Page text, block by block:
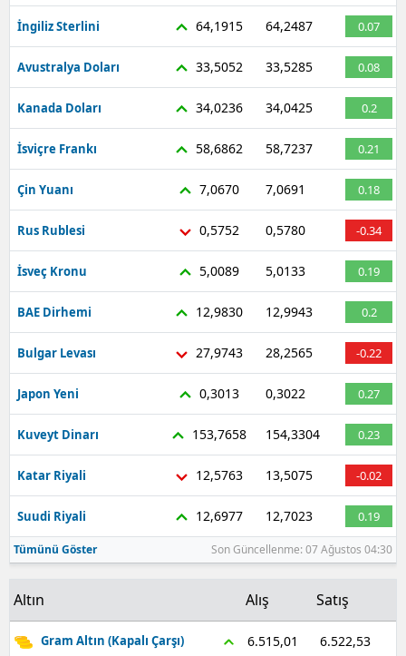
İngiliz Sterlini 64,1915 64,2487 0.07
Avustralya Doları 33,5052 33,5285 0.08
Kanada Doları 34,0236 34,0425 0.2
İsviçre Frankı 58,6862 58,7237 0.21
Çin Yuanı 7,0670 7,0691 0.18
Rus Rublesi 0,5752 0,5780 -0.34
İsveç Kronu 5,0089 5,0133 0.19
BAE Dirhemi 12,9830 12,9943 0.2
Bulgar Levası 27,9743 28,2565 -0.22
Japon Yeni 0,3013 0,3022 0.27
Kuveyt Dinarı 153,7658 154,3304 0.23
Katar Riyali 12,5763 13,5075 -0.02
Suudi Riyali 12,6977 12,7023 0.19
Tümünü Göster Son Güncellenme: 07 Ağustos 04:30
Altın Alış Satış
Gram Altın (Kapalı Çarşı) 6.515,01 6.522,53